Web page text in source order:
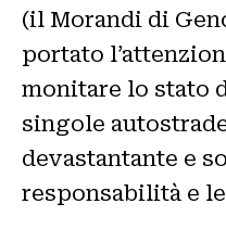
(il Morandi di
portato
monitare lo stato
singole
devastantante e
responsabilità e